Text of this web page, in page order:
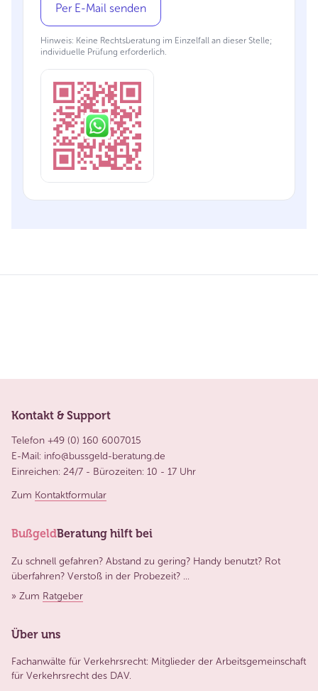
Per E-Mail senden
Hinweis: Keine Rechtsberatung im Einzelfall an dieser Stelle;
individuelle Prüfung erforderlich.
senden
Kontakt & Support
Telefon +49 (0) 160 6007015
E-Mail: info@bussgeld-beratung.de
Einreichen: 24/7 - Bürozeiten: 10 - 17 Uhr
Zum Kontaktformular
BußgeldBeratung hilft bei
Zu schnell gefahren? Abstand zu gering? Handy benutzt? Rot
überfahren? Verstoß in der Probezeit? ...
» Zum Ratgeber
Über uns
Fachanwälte für Verkehrsrecht: Mitglieder der Arbeitsgemeinschaft
für Verkehrsrecht des DAV.